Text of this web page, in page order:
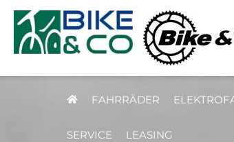
FAHRRÄDER
SERVICE LEASING